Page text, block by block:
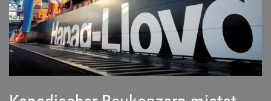
FDS CA FDS USA
KONTAKT